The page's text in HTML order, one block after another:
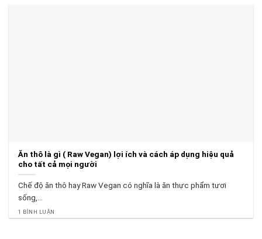
Ăn thô là gì ( Raw Vegan) lợi ích và cách áp dụng hiệu quả
cho tất cả mọi người
Chế độ ăn thô hay Raw Vegan có nghĩa là ăn thực phẩm tươi
sống,...
1 BÌNH LUẬN